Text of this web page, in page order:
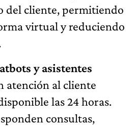
del cliente, permitiendo
virtual y reduciendo
y asistentes
atención al cliente
las 24 horas.
consultas,